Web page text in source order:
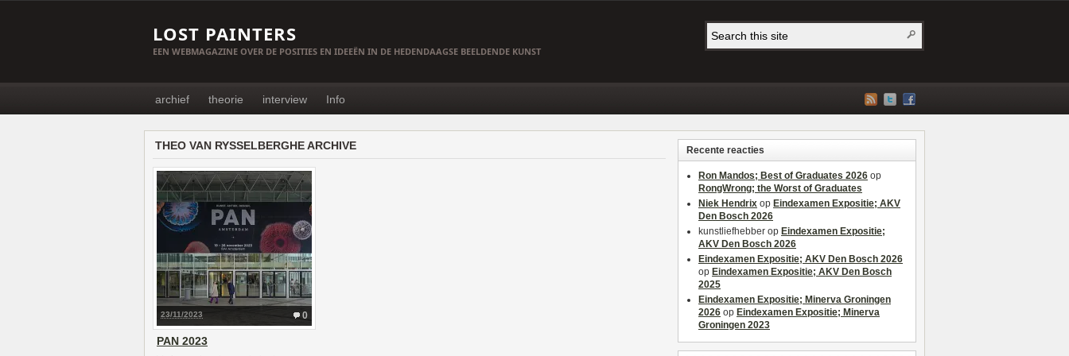
LOST PAINTERS
EEN WEBMAGAZINE OVER DE POSITIES EN IDEEËN IN DE HEDENDAAGSE BEELDENDE KUNST
archief theorie interview Info
THEO VAN RYSSELBERGHE ARCHIVE
0
23/11/2023
PAN 2023
Recente reacties
Ron Mandos; Best of Graduates 2026 op
RongWrong; the Worst of Graduates
Niek Hendrix op Eindexamen Expositie; AKV
Den Bosch 2026
kunstliefhebber op Eindexamen Expositie;
AKV Den Bosch 2026
Eindexamen Expositie; AKV Den Bosch 2026
op Eindexamen Expositie; AKV Den Bosch
2025
Eindexamen Expositie; Minerva Groningen
2026 op Eindexamen Expositie; Minerva
Groningen 2023